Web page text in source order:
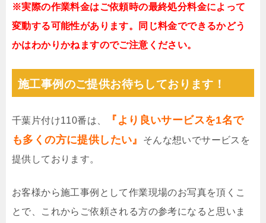
※実際の作業料金はご依頼時の最終処分料金によって
変動する可能性があります。同じ料金でできるかどう
かはわかりかねますのでご注意ください。
施工事例のご提供お待ちしております！
千葉片付け110番は、
『より良いサービスを1名で
も多くの方に提供したい』
そんな想いでサービスを
提供しております。
お客様から施工事例として作業現場のお写真を頂くこ
とで、これからご依頼される方の参考になると思いま